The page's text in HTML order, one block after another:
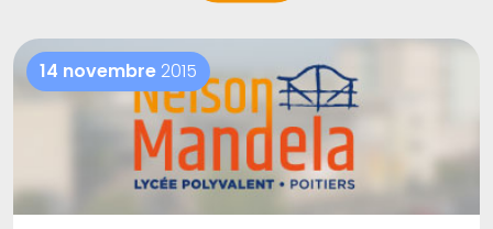
14 novembre 2015